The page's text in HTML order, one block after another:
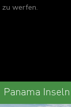
zu werfen.
Panama Inseln